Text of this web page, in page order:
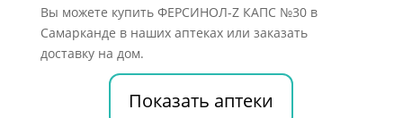
Вы можете купить ФЕРСИНОЛ-Z КАПС №30 в
Самарканде в наших аптеках или заказать
доставку на дом.
Показать аптеки